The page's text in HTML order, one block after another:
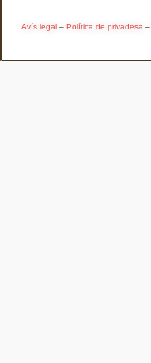
Avís legal – Política de privadesa–